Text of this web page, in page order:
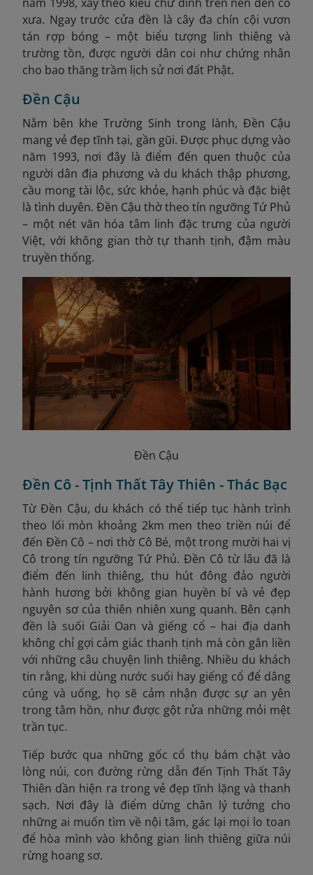
xưa. Ngay trước cửa đền là cây đa chín cội vươn
tán rợp bóng – một biểu tượng linh thiêng và
trường tồn, được người dân coi như chứng nhân
cho bao thăng trầm lịch sử nơi đất Phật.
Đền Cậu
Nằm bên khe Trường Sinh trong lành, Đền Cậu
mang vẻ đẹp tĩnh tại, gần gũi. Được phục dựng vào
năm 1993, nơi đây là điểm đến quen thuộc của
người dân địa phương và du khách thập phương,
cầu mong tài lộc, sức khỏe, hạnh phúc và đặc biệt
là tình duyên. Đền Cậu thờ theo tín ngưỡng Tứ Phủ
– một nét văn hóa tâm linh đặc trưng của người
Việt, với không gian thờ tự thanh tịnh, đậm màu
truyền thống.
Đền Cậu
Đền Cô - Tịnh Thất Tây Thiên - Thác Bạc
Từ Đền Cậu, du khách có thể tiếp tục hành trình
theo lối mòn khoảng 2km men theo triền núi để
đến Đền Cô – nơi thờ Cô Bé, một trong mười hai vị
Cô trong tín ngưỡng Tứ Phủ. Đền Cô từ lâu đã là
điểm đến linh thiêng, thu hút đông đảo người
hành hương bởi không gian huyền bí và vẻ đẹp
nguyên sơ của thiên nhiên xung quanh. Bên cạnh
đền là suối Giải Oan và giếng cổ – hai địa danh
không chỉ gợi cảm giác thanh tịnh mà còn gắn liền
với những câu chuyện linh thiêng. Nhiều du khách
tin rằng, khi dùng nước suối hay giếng cổ để dâng
cúng và uống, họ sẽ cảm nhận được sự an yên
trong tâm hồn, như được gột rửa những mỏi mệt
trần tục.
Tiếp bước qua những gốc cổ thụ bám chặt vào
lòng núi, con đường rừng dẫn đến Tịnh Thất Tây
Thiên dần hiện ra trong vẻ đẹp tĩnh lặng và thanh
sạch. Nơi đây là điểm dừng chân lý tưởng cho
những ai muốn tìm về nội tâm, gác lại mọi lo toan
để hòa mình vào không gian linh thiêng giữa núi
rừng hoang sơ.